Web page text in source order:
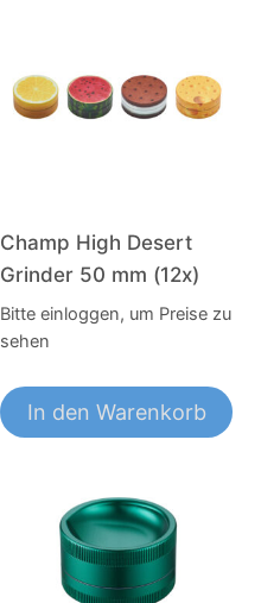
Champ High Desert
Grinder 50 mm (12x)
Bitte einloggen, um Preise zu
sehen
In den Warenkorb